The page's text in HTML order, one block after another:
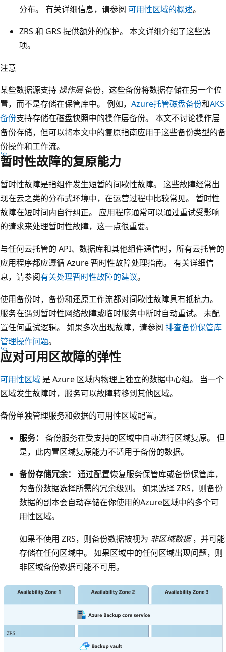
分布。 有关详细信息，请参阅 可用性区域的概述。
ZRS 和 GRS 提供额外的保护。 本文详细介绍了这些选
项。
注意
某些数据源支持 操作层备份，这些备份将数据存储在另一个位
置，而不是存储在保管库中。 例如， Azure托管磁盘备份和AKS
备份支持存储在磁盘快照中的操作层备份。 本文不讨论操作层
备份存储，但可以将本文中的复原指南应用于这些备份类型的备
份操作和工作流。
暂时性故障的复原能力
暂时性故障是指组件发生短暂的间歇性故障。 这些故障经常出
现在云之类的分布式环境中，在运营过程中比较常见。 暂时性
故障在短时间内自行纠正。 应用程序通常可以通过重试受影响
的请求来处理暂时性故障，这一点很重要。
与任何云托管的 API、数据库和其他组件通信时，所有云托管的
应用程序都应遵循 Azure 暂时性故障处理指南。 有关详细信
息，请参阅有关处理暂时性故障的建议。
使用备份时，备份和还原工作流都对间歇性故障具有抵抗力。
服务在遇到暂时性网络故障或临时服务中断时自动重试。 未配
置任何重试逻辑。 如果多次出现故障，请参阅 排查备份保管库
管理操作问题。
应对可用区故障的弹性
可用性区域 是 Azure 区域内物理上独立的数据中心组。 当一个
区域发生故障时，服务可以故障转移到其他区域。
备份单独管理服务和数据的可用性区域配置。
服务：
备份服务在受支持的区域中自动进行区域复原。 但
是，此内置区域复原能力不适用于备份的数据。
备份存储冗余：
通过配置恢复服务保管库或备份保管库，
为备份数据选择所需的冗余级别。 如果选择 ZRS，则备份
数据的副本会自动存储在你使用的Azure区域中的多个可
用性区域。
如果不使用 ZRS，则备份数据被视为 非区域数据，并可能
存储在任何区域中。 如果区域中的任何区域出现问题，则
非区域备份数据可能不可用。